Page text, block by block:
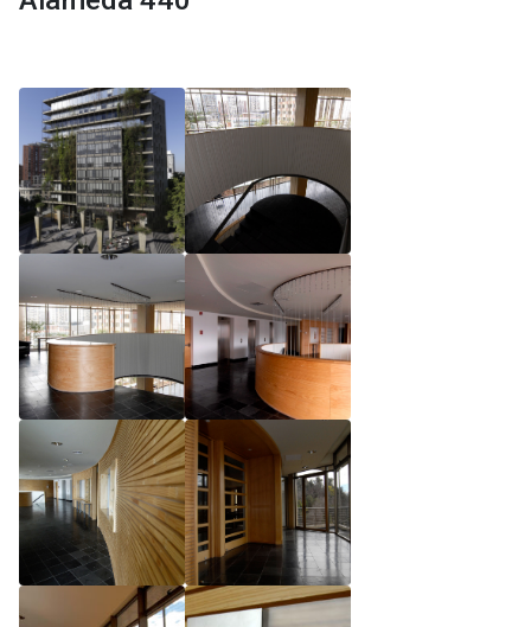
Reglamento de Magíster, Pontificia Universidad
Universidad Católica de Chile
Reglamento de Magíster, Pontificia Universidad
Católica de Chile LLM UC 2025
Reglamento de Seminarios de Graduación
Programa de Magíster en Derecho, LLM 2025